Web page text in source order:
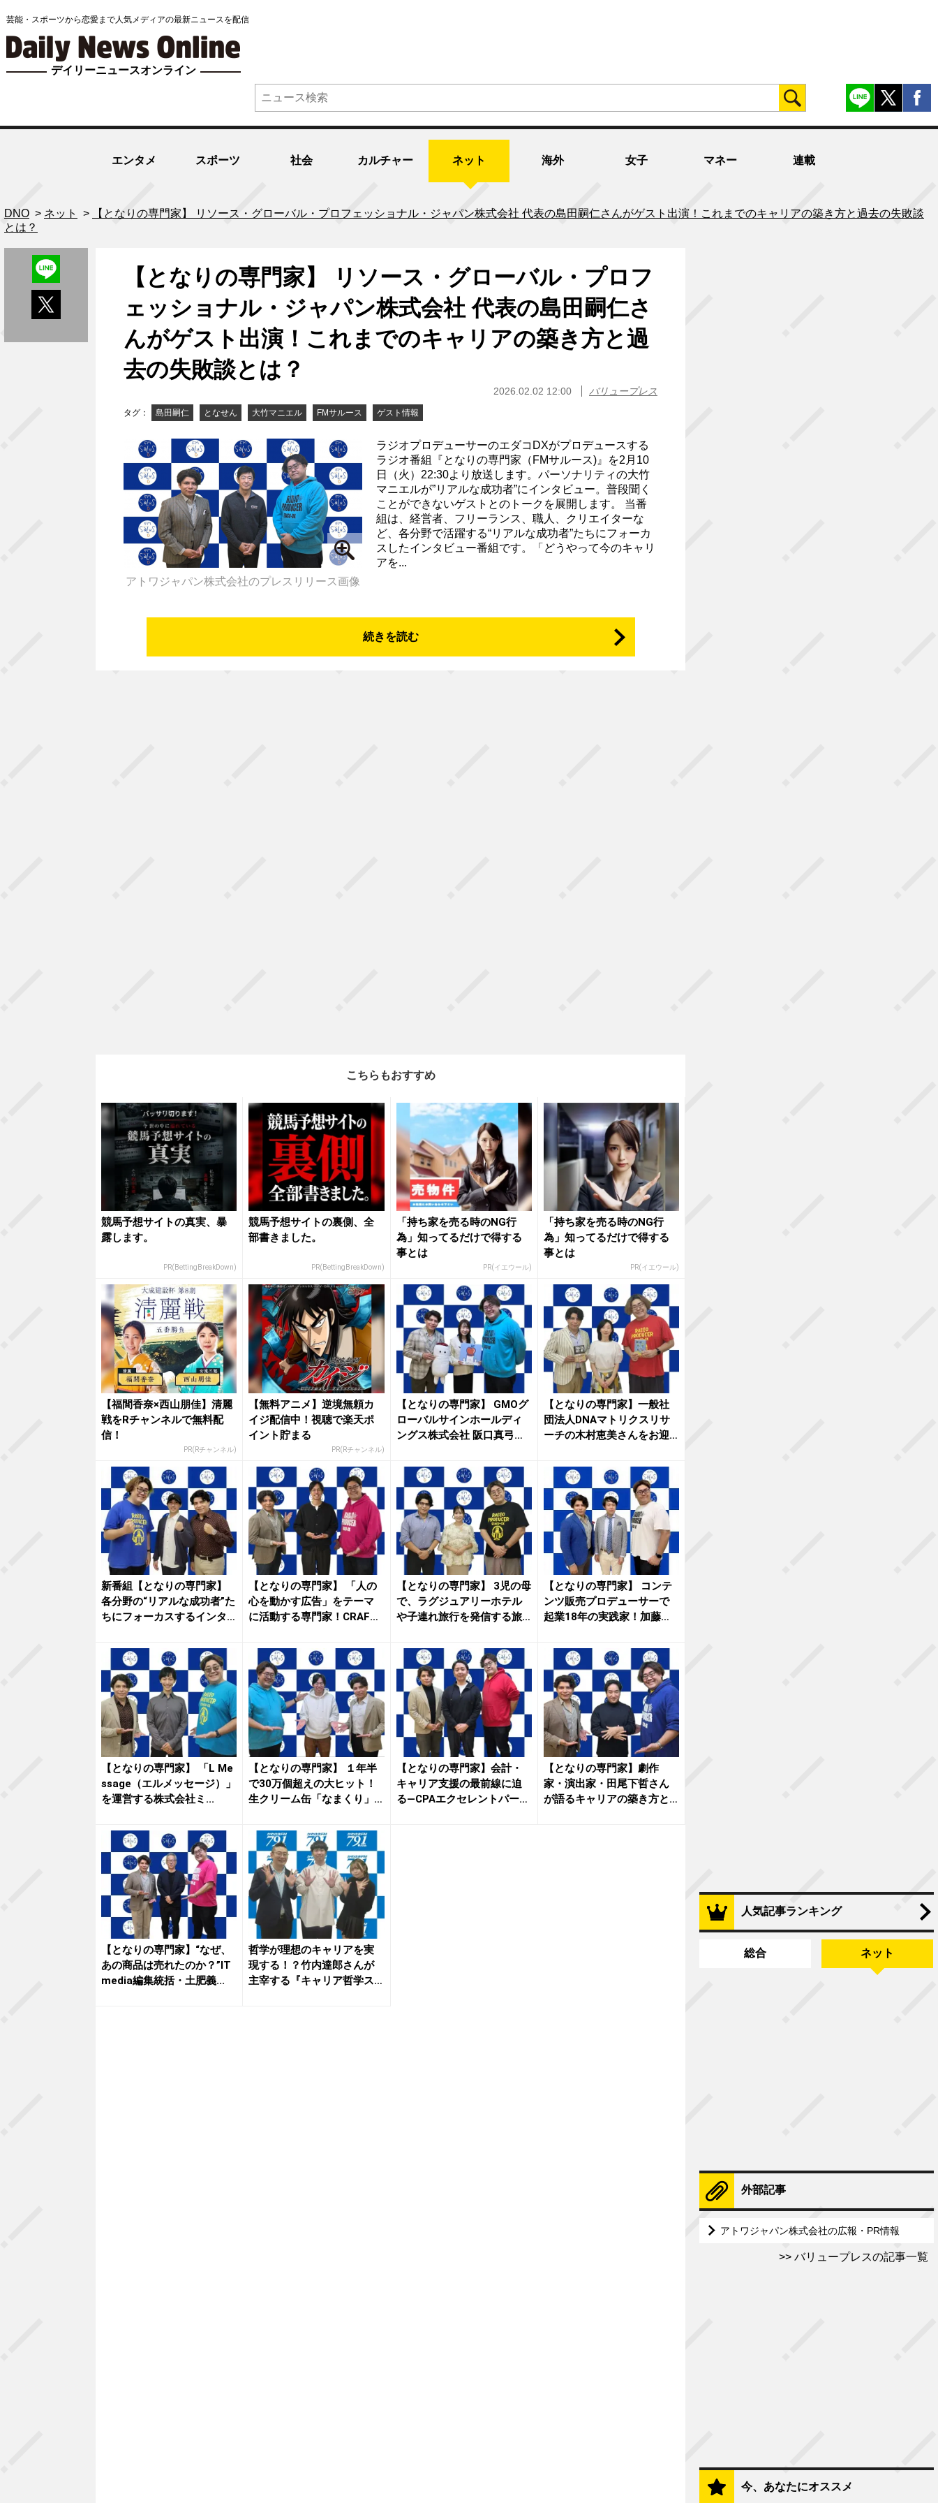
芸能・スポーツから恋愛まで人気メディアの最新ニュースを配信
デイリーニュースオンライン
エンタメ スポーツ 社会 カルチャー ネット 海外 女子 マネー 連載
DNO > ネット >
【となりの専門家】 リソース・グローバル・プロフェッショナル・ジャパン株式会社 代表の島田嗣仁さんがゲスト出演！これまでのキャリアの築き方と過去の失敗談
とは？
【となりの専門家】 リソース・グローバル・プロフ
ェッショナル・ジャパン株式会社 代表の島田嗣仁さ
んがゲスト出演！これまでのキャリアの築き方と過
去の失敗談とは？
2026.02.02 12:00 バリュープレス
タグ： 島田嗣仁 となせん 大竹マニエル FMサルース ゲスト情報
アトワジャパン株式会社のプレスリリース画像
ラジオプロデューサーのエダコDXがプロデュースする
ラジオ番組『となりの専門家（FMサルース)』を2月10
日（火）22:30より放送します。パーソナリティの大竹
マニエルが”リアルな成功者”にインタビュー。普段聞く
ことができないゲストとのトークを展開します。 当番
組は、経営者、フリーランス、職人、クリエイターな
ど、各分野で活躍する“リアルな成功者”たちにフォーカ
スしたインタビュー番組です。「どうやって今のキャリ
アを...
続きを読む
こちらもおすすめ
競馬予想サイトの真実、暴
露します。
PR(BettingBreakDown)
競馬予想サイトの裏側、全
部書きました。
PR(BettingBreakDown)
「持ち家を売る時のNG行
為」知ってるだけで得する
事とは
PR(イエウール)
「持ち家を売る時のNG行
為」知ってるだけで得する
事とは
PR(イエウール)
【福間香奈×西山朋佳】清麗
戦をRチャンネルで無料配
信！
PR(Rチャンネル)
【無料アニメ】逆境無頼カ
イジ配信中！視聴で楽天ポ
イント貯まる
PR(Rチャンネル)
【となりの専門家】 GMOグ
ローバルサインホールディ
ングス株式会社 阪口真弓さ
【となりの専門家】一般社
団法人DNAマトリクスリサ
ーチの木村恵美さんをお迎
新番組【となりの専門家】
各分野の“リアルな成功者”た
ちにフォーカスするインタ
【となりの専門家】 「人の
心を動かす広告」をテーマ
に活動する専門家！CRAFT
【となりの専門家】 3児の母
で、ラグジュアリーホテル
や子連れ旅行を発信する旅
【となりの専門家】 コンテ
ンツ販売プロデューサーで
起業18年の実践家！加藤卓
【となりの専門家】 「L Me
ssage（エルメッセージ）」
を運営する株式会社ミ...
【となりの専門家】 １年半
で30万個超えの大ヒット！
生クリーム缶「なまくり」
【となりの専門家】会計・
キャリア支援の最前線に迫
る—CPAエクセレントパート
【となりの専門家】劇作
家・演出家・田尾下哲さん
が語るキャリアの築き方とAI
【となりの専門家】“なぜ、
あの商品は売れたのか？”IT
media編集統括・土肥義...
哲学が理想のキャリアを実
現する！？竹内達郎さんが
主宰する『キャリア哲学ス
人気記事ランキング
総合 ネット
外部記事
アトワジャパン株式会社の広報・PR情報
バリュープレスの記事一覧
今、あなたにオススメ